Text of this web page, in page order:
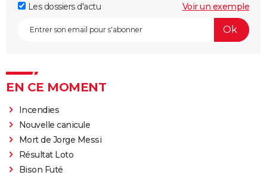
Les dossiers d'actu
Voir un exemple
EN CE MOMENT
Incendies
Nouvelle canicule
Mort de Jorge Messi
Résultat Loto
Bison Futé